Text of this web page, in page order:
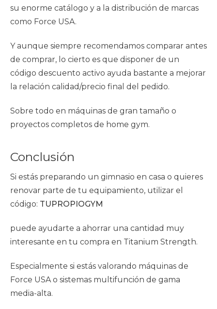
su enorme catálogo y a la distribución de marcas
como Force USA.
Y aunque siempre recomendamos comparar antes
de comprar, lo cierto es que disponer de un
código descuento activo ayuda bastante a mejorar
la relación calidad/precio final del pedido.
Sobre todo en máquinas de gran tamaño o
proyectos completos de home gym.
Conclusión
Si estás preparando un gimnasio en casa o quieres
renovar parte de tu equipamiento, utilizar el
código: TUPROPIOGYM
puede ayudarte a ahorrar una cantidad muy
interesante en tu compra en Titanium Strength.
Especialmente si estás valorando máquinas de
Force USA o sistemas multifunción de gama
media-alta.